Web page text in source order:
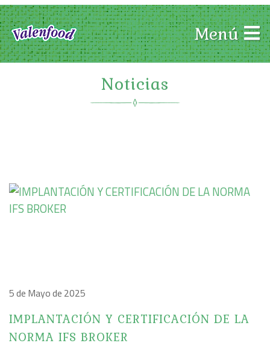
Menú
Noticias
5 de Mayo de 2025
IMPLANTACIÓN Y CERTIFICACIÓN DE LA
NORMA IFS BROKER